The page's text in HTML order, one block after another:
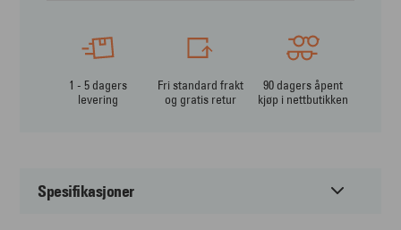
1 - 5 dagers
levering
Fri standard frakt
og gratis retur
90 dagers åpent
kjøp i nettbutikken
Spesifikasjoner